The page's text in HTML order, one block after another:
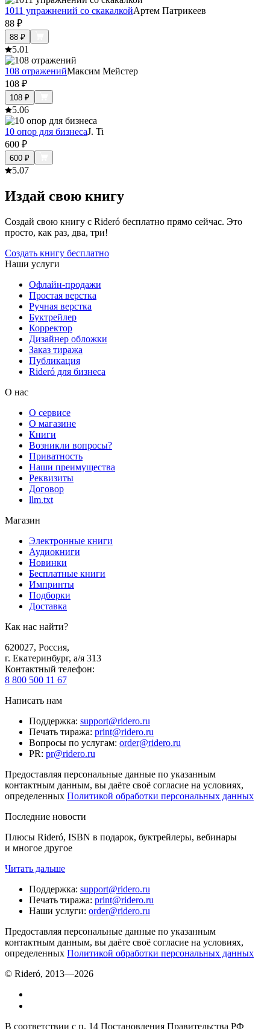
1011 упражнений со скакалкойАртем Патрикеев
88 ₽
88 ₽
5.01
108 отраженийМаксим Мейстер
108 ₽
108 ₽
5.06
10 опор для бизнесаJ. Ti
600 ₽
600 ₽
5.07
Издай свою книгу
Создай свою книгу с Rideró бесплатно прямо сейчас. Это
просто, как раз, два, три!
Создать книгу бесплатно
Наши услуги
Офлайн-продажи
Простая верстка
Ручная верстка
Буктрейлер
Корректор
Дизайнер обложки
Заказ тиража
Публикация
Rideró для бизнеса
О нас
О сервисе
О магазине
Книги
Возникли вопросы?
Приватность
Наши преимущества
Реквизиты
Договор
llm.txt
Магазин
Электронные книги
Аудиокниги
Новинки
Бесплатные книги
Импринты
Подборки
Доставка
Как нас найти?
620027, Россия,
г. Екатеринбург, а/я 313
Контактный телефон:
8 800 500 11 67
Написать нам
Поддержка: support@ridero.ru
Печать тиража: print@ridero.ru
Вопросы по услугам: order@ridero.ru
PR: pr@ridero.ru
Предоставляя персональные данные по указанным
контактным данным, вы даёте своё согласие на условиях,
определенных Политикой обработки персональных данных
Последние новости
Плюсы Rideró, ISBN в подарок, буктрейлеры, вебинары
и многое другое
Читать дальше
Поддержка: support@ridero.ru
Печать тиража: print@ridero.ru
Наши услуги: order@ridero.ru
Предоставляя персональные данные по указанным
контактным данным, вы даёте своё согласие на условиях,
определенных Политикой обработки персональных данных
© Rideró, 2013—2026
В соответствии с п. 14 Постановления Правительства РФ